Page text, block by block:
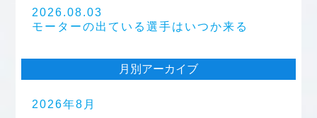
2026.08.03
モーターの出ている選手はいつか来る
月別アーカイブ
2026年8月